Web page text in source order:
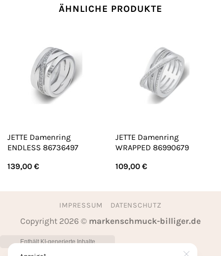
ÄHNLICHE PRODUKTE
JETTE Damenring
ENDLESS 86736497
139,00 €
JETTE Damenring
WRAPPED 86990679
109,00 €
IMPRESSUM DATENSCHUTZ
Copyright 2026 © markenschmuck-billiger.de